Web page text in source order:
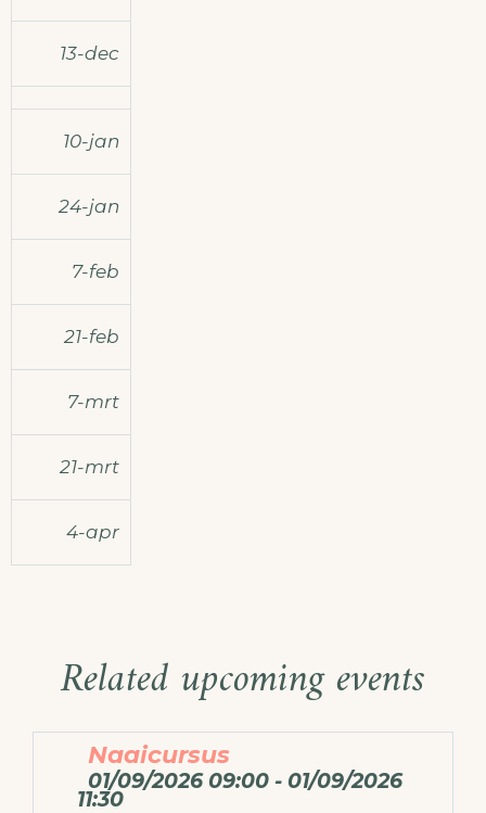
13-dec
10-jan
24-jan
7-feb
21-feb
7-mrt
21-mrt
4-apr
Related upcoming events
Naaicursus
01/09/2026 09:00 - 01/09/2026
11:30